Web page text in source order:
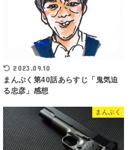
2023.09.10
まんぷく第40話あらすじ「鬼気迫
る忠彦」感想
まんぷく